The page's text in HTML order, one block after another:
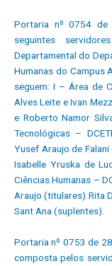
Portaria nº 0754
seguintes
Departamental do
Humanas do Campus
seguem: I – Área de
Alves Leite e Ivan
e Roberto Namor
Tecnológicas –
Yusef Araujo de
Isabelle Yruska de
Ciências Humanas –
Araujo (titulares) Rita
Sant Ana (suplentes).
Portaria nº 0753 de
composta pelos